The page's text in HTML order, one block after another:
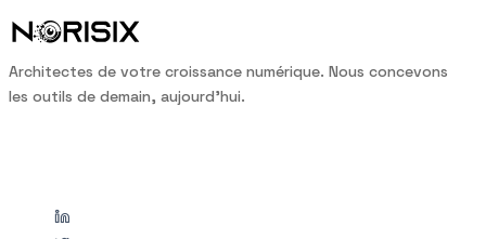
Architectes de votre croissance numérique. Nous concevons
les outils de demain, aujourd’hui.